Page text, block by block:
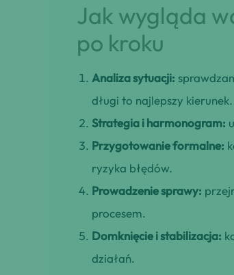
Jak wygląda
po kroku
Analiza sytuacji:
długi to najlepszy kierunek.
Strategia i harmonogram:
Przygotowanie formalne:
ryzyka błędów.
Prowadzenie sprawy:
procesem.
Domknięcie i stabilizacja:
działań.